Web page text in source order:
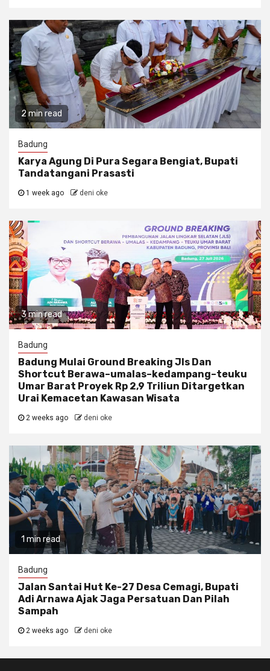
2 min read
Badung
Karya Agung Di Pura Segara Bengiat, Bupati
Tandatangani Prasasti
1 week ago deni oke
3 min read
Badung
Badung Mulai Ground Breaking Jls Dan
Shortcut Berawa–umalas–kedampang–teuku
Umar Barat Proyek Rp 2,9 Triliun Ditargetkan
Urai Kemacetan Kawasan Wisata
2 weeks ago deni oke
1 min read
Badung
Jalan Santai Hut Ke-27 Desa Cemagi, Bupati
Adi Arnawa Ajak Jaga Persatuan Dan Pilah
Sampah
2 weeks ago deni oke